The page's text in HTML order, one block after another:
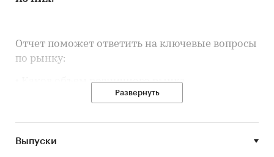
Отчет поможет ответить на ключевые вопросы
по рынку:
• Каков объем розничного рынка
строительных материалов в Томской области,
регионами России?
• Рынок растет или снижается? Если растет, то
Развернуть
Выпуски